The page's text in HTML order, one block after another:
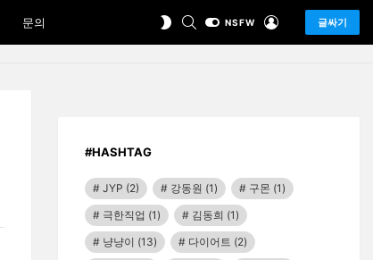
문의
SWITCHSEARCHNSFW 글싸기
#HASHTAG
JYP (2) 강동원 (1) 구몬 (1)
극한직업 (1) 김동희 (1)
냥냥이 (13) 다이어트 (2)